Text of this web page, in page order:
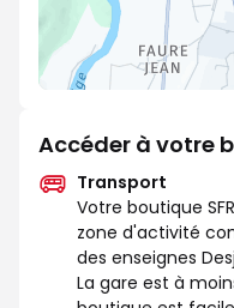
Accéder à votre
Transport
Votre boutique
zone d'activité
des enseignes
La gare est à